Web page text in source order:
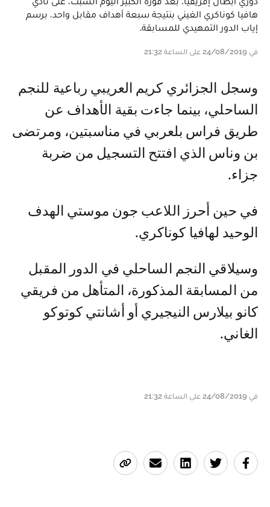
هافيا كوناكري الغيني بنتيجة سبعة أهداف مقابل واحد، برسم
إياب الدور التمهيدي للمسابقة.
في 24/08/2019 على الساعة 21:32
وسجل الجزائري كريم العريبي رباعية للنجم
الساحلي، بينما جاءت بقية الأهداف عن
طريق فراس بلعربي في مناسبتين، ومرتضى
بن وناس الذي افتتح التسجيل من ضربة
جزاء.
في حين أحرز اللاعب جون موستي الهدف
الوحيد لهافيا كوناكري.
وسيلاقي النجم الساحلي في الدور المقبل
من المسابقة المذكورة، المتأهل من فريقي
كانو بيلارس النيجيري أو أشانتي كوتوكو
الغاني.
في 24/08/2019 على الساعة 21:32